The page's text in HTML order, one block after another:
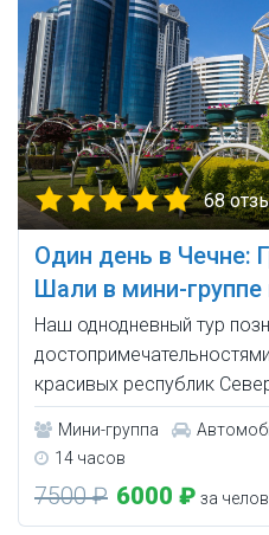
68
Один день в Чечне:
Шали в мини-группе
Наш однодневный тур
красивых республик
Мини-группа
14 часов
7500 ₽ 6000 ₽ за